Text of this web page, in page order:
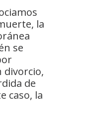
la
se
divorcio,
de
caso, la